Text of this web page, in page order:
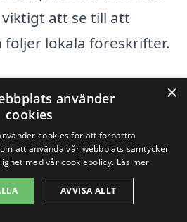
att se till att
lokala föreskrifter.
dessa faktorer kan du få
om vad som ligger
förbergvärme i
ett beslut, se till
alternativ och erbjuder
×
använder
cookies
cookies för att förbättra
att använda vår webbplats samtycker
med vår cookiepolicy. Läs mer
AVVISA ALLT